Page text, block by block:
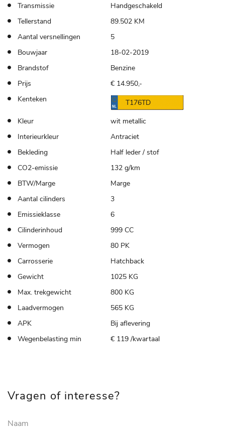
Transmissie
Handgeschakeld
Tellerstand
89.502 KM
Aantal versnellingen
5
Bouwjaar
18-02-2019
Brandstof
Benzine
Prijs
€ 14.950,-
Kenteken
T176TD
Kleur
wit metallic
Interieurkleur
Antraciet
Bekleding
Half leder / stof
CO2-emissie
132 g/km
BTW/Marge
Marge
Aantal cilinders
3
Emissieklasse
6
Cilinderinhoud
999 CC
Vermogen
80 PK
Carrosserie
Hatchback
Gewicht
1025 KG
Max. trekgewicht
800 KG
Laadvermogen
565 KG
APK
Bij aflevering
Wegenbelasting min
€ 119 /kwartaal
Vragen of interesse?